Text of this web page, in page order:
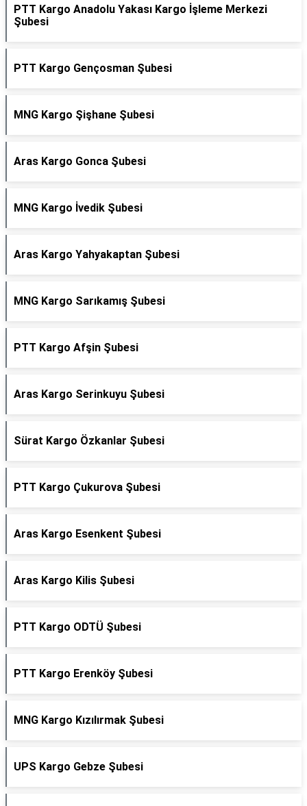
PTT Kargo Anadolu Yakası Kargo İşleme Merkezi
Şubesi
PTT Kargo Gençosman Şubesi
MNG Kargo Şişhane Şubesi
Aras Kargo Gonca Şubesi
MNG Kargo İvedik Şubesi
Aras Kargo Yahyakaptan Şubesi
MNG Kargo Sarıkamış Şubesi
PTT Kargo Afşin Şubesi
Aras Kargo Serinkuyu Şubesi
Sürat Kargo Özkanlar Şubesi
PTT Kargo Çukurova Şubesi
Aras Kargo Esenkent Şubesi
Aras Kargo Kilis Şubesi
PTT Kargo ODTÜ Şubesi
PTT Kargo Erenköy Şubesi
MNG Kargo Kızılırmak Şubesi
UPS Kargo Gebze Şubesi